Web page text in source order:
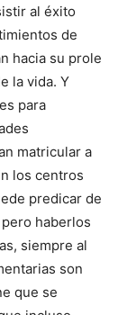
al éxito
de
hacia su prole
la vida. Y
para
matricular a
los centros
predicar de
haberlos
siempre al
son
que se